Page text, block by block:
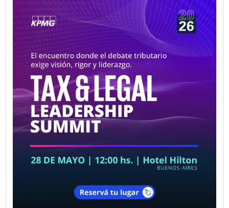
Fecha publicación: 27-05-2026
La Cámara Española de Comercio le
bienvenida a su nuevo socio Daniel
Uría
posicionamiento estratégico, desarrollo comercial,